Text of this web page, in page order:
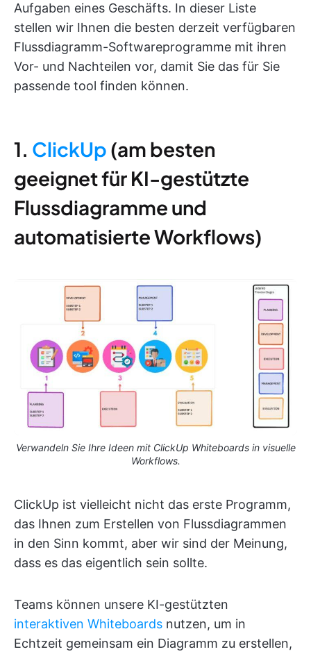
Aufgaben eines Geschäfts. In dieser Liste
stellen wir Ihnen die besten derzeit verfügbaren
Flussdiagramm-Softwareprogramme mit ihren
Vor- und Nachteilen vor, damit Sie das für Sie
passende tool finden können.
1. ClickUp (am besten
geeignet für KI-gestützte
Flussdiagramme und
automatisierte Workflows)
Verwandeln Sie Ihre Ideen mit ClickUp Whiteboards in visuelle
Workflows.
ClickUp ist vielleicht nicht das erste Programm,
das Ihnen zum Erstellen von Flussdiagrammen
in den Sinn kommt, aber wir sind der Meinung,
dass es das eigentlich sein sollte.
Teams können unsere KI-gestützten
interaktiven Whiteboards nutzen, um in
Echtzeit gemeinsam ein Diagramm zu erstellen,